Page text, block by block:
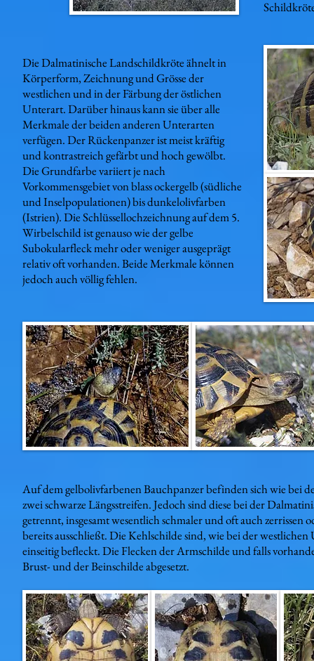
Die Dalmatinische Landschildkröte ähnelt in
Körperform, Zeichnung und Grösse der
westlichen und in der Färbung der östlichen
Unterart. Darüber hinaus kann sie über alle
Merkmale der beiden anderen Unterarten
verfügen. Der Rückenpanzer ist meist kräftig
und kontrastreich gefärbt und hoch gewölbt.
Die Grundfarbe variiert je nach
Vorkommensgebiet von blass ockergelb (südliche
und Inselpopulationen) bis dunkelolivfarben
(Istrien). Die Schlüssellochzeichnung auf dem 5.
Wirbelschild ist genauso wie der gelbe
Subokularfleck mehr oder weniger ausgeprägt
relativ oft vorhanden. Beide Merkmale können
jedoch auch völlig fehlen.
Auf dem gelbolivfarbenen Bauchpanzer befinden sich wie bei
zwei schwarze Längsstreifen. Jedoch sind diese bei der
getrennt, insgesamt wesentlich schmaler und oft auch
bereits ausschließt. Die Kehlschilde sind, wie bei der
einseitig befleckt. Die Flecken der Armschilde und falls
Brust- und der Beinschilde abgesetzt.